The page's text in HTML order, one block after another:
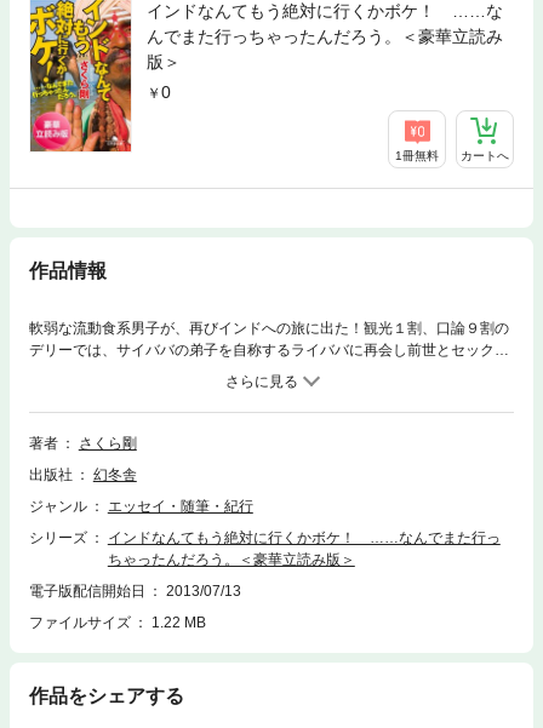
インドなんてもう絶対に行くかボケ！ ……な
んでまた行っちゃったんだろう。＜豪華立読み
版＞
0
1冊無料 カートへ
作品情報
軟弱な流動食系男子が、再びインドへの旅に出た！観光１割、口論９割の
デリーでは、サイババの弟子を自称するライババに再会し前世とセックス
について占われる。ゴアのクラブではネコ耳をつけたまま立ち尽くし、祭
りに出れば頭に卵を投げつけられる……。監禁され騙され、怖くて嫌いな
インドだけど、やはりそこにはやめられない魅力がある！？本ファイルは
幻冬舎文庫『インドなんてもう絶対に行くかボケ！ ……なんでまた行っ
立読み版＞です。全編を収録した製品版も、ぜひ各電子書店でご購入下さ
い。
著者
さくら剛
出版社
幻冬舎
ジャンル
エッセイ・随筆・紀行
シリーズ
インドなんてもう絶対に行くかボケ！ ……なんでまた行っ
ちゃったんだろう。＜豪華立読み版＞
電子版配信開始日
2013/07/13
ファイルサイズ
1.22 MB
作品をシェアする